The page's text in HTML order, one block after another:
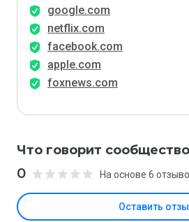
google.com
netflix.com
facebook.com
apple.com
foxnews.com
Что говорит
0 На основе 6
Оставить